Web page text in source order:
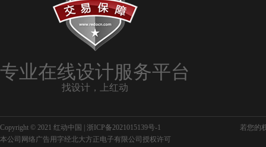
专业在线设计服务平台
找设计，上红动
Copyright © 2021 红动中国 | 浙ICP备2021015139号-1
若您的
本公司网络广告用字经北大方正电子有限公司授权许可